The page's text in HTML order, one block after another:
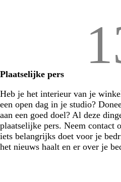
Plaatselijke pers
Heb je het interieur van je
een open dag in je studio?
aan een goed doel? Al deze
plaatselijke pers. Neem contact
iets belangrijks doet voor je
het nieuws haalt en er over je